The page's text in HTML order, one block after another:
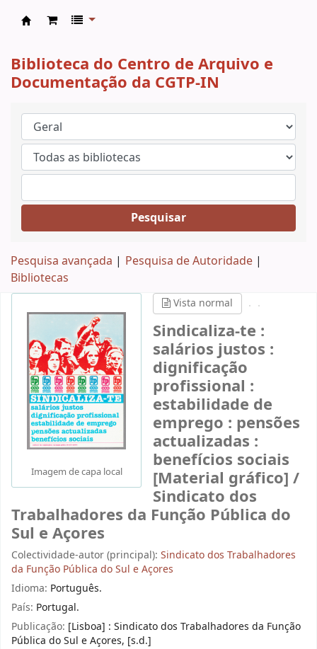
Biblioteca do Centro de Arquivo e
Documentação da CGTP-IN
Pesquisar
Pesquisa avançada
Pesquisa de Autoridade
Bibliotecas
Imagem de capa local
Vista normal
Sindicaliza-te :
salários justos :
dignificação
profissional :
estabilidade de
emprego : pensões
actualizadas :
benefícios sociais
[Material gráfico] /
Sindicato dos
Trabalhadores da Função Pública do
Sul e Açores
Colectividade-autor (principal): Sindicato dos Trabalhadores
da Função Pública do Sul e Açores
Idioma: Português.
País: Portugal.
Publicação: [Lisboa] : Sindicato dos Trabalhadores da Função
Pública do Sul e Açores, [s.d.]